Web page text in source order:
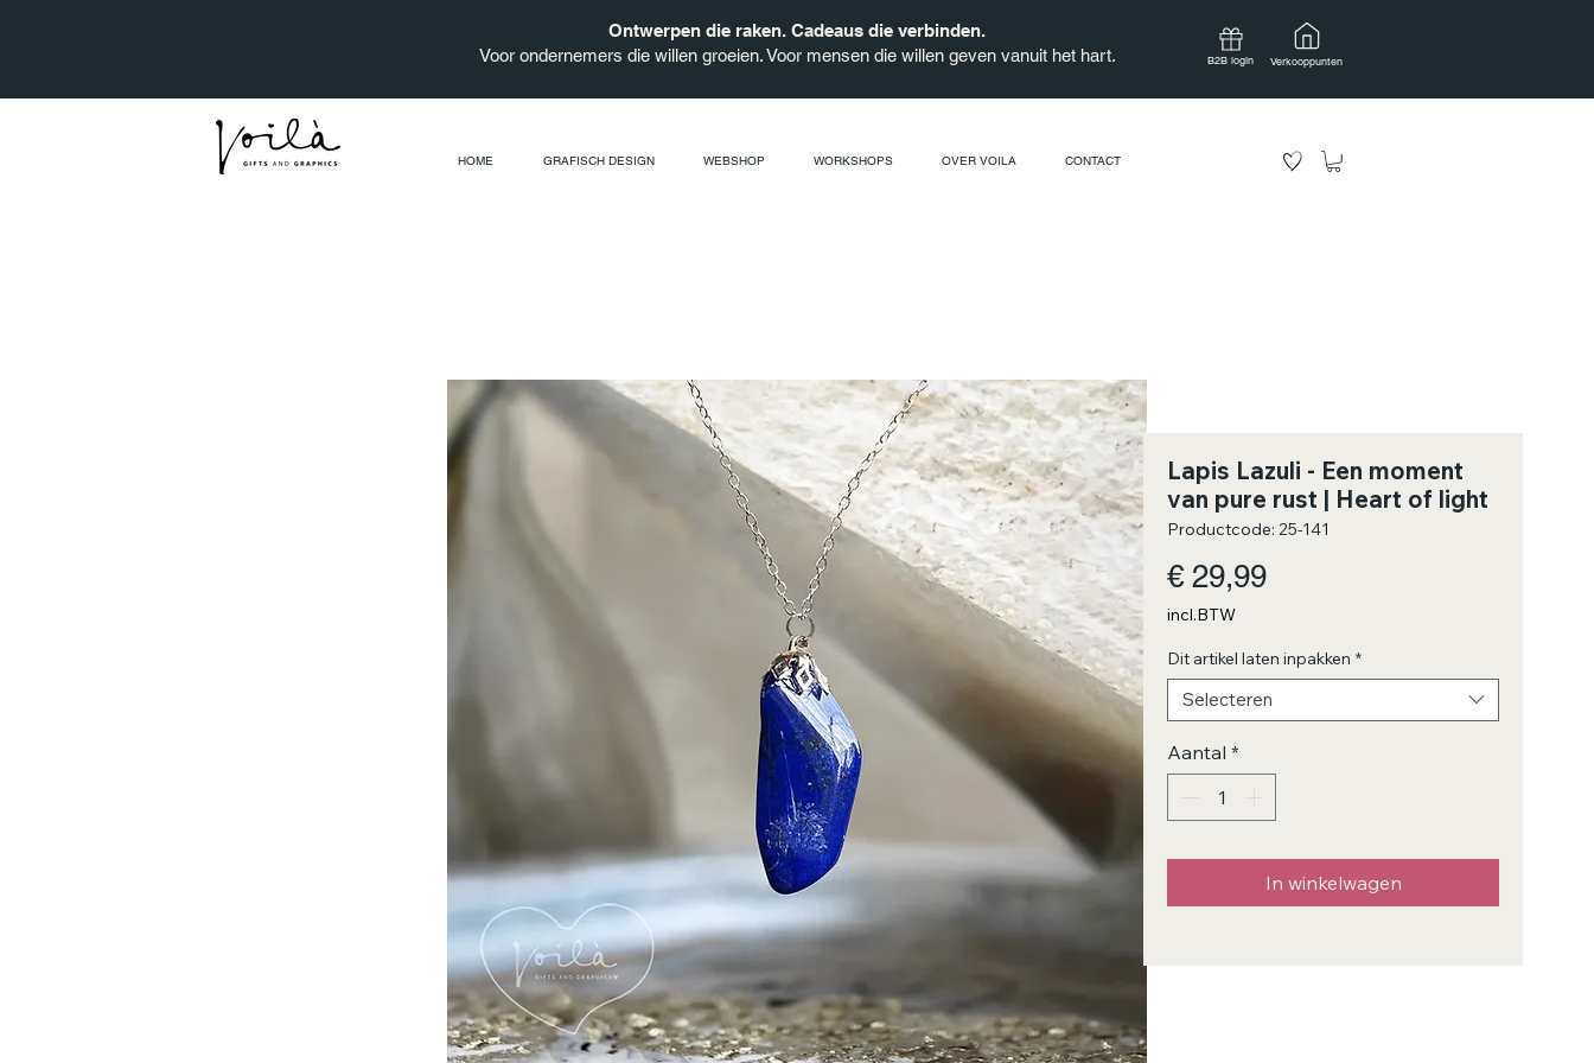
Ontwerpen die raken. Cadeaus die verbinden.
Voor ondernemers die willen groeien. Voor mensen die willen geven vanuit het hart.
Verkooppunten
B2B login
HOME GRAFISCH DESIGN WEBSHOP WORKSHOPS OVER VOILA CONTACT
Lapis Lazuli - Een moment
van pure rust | Heart of light
Productcode: 25-141
€ 29,99Prijs
incl.BTW
Dit artikel laten inpakken *
Selecteren
Aantal *
In winkelwagen